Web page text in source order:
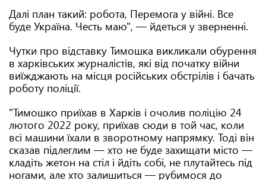
Далі план такий: робота, Перемога у війні. Все
буде Україна. Честь маю", — йдеться у зверненні.
Чутки про відставку Тимошка викликали обурення
в харківських журналістів, які від початку війни
виїжджають на місця російських обстрілів і бачать
роботу поліції.
"Тимошко приїхав в Харків і очолив поліцію 24
лютого 2022 року, приїхав сюди в той час, коли
всі машини їхали в зворотному напрямку. Тоді він
сказав підлеглим — хто не буде захищати місто —
кладіть жетон на стіл і йдіть собі, не плутайтесь під
ногами, але хто залишиться — рубимося до